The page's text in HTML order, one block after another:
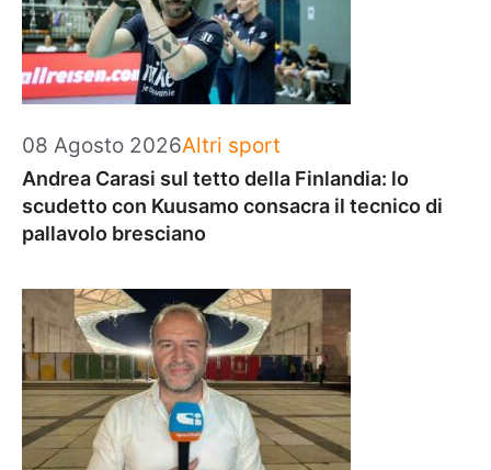
08 Agosto 2026Categorie
Altri sport
Andrea Carasi sul tetto della Finlandia: lo
scudetto con Kuusamo consacra il tecnico di
pallavolo bresciano